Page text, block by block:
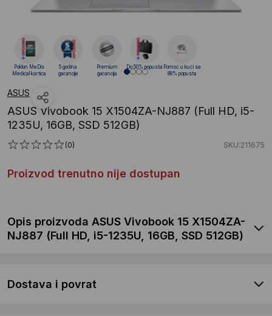
ASUS
ASUS Vivobook 15 X1504ZA-NJ887 (Full HD, i5-
1235U, 16GB, SSD 512GB)
(0) SKU:211675
Proizvod trenutno nije dostupan
Poklon MeDis
Medical kartica
5 godina
garancije
Premium
garancija
Do 50% popusta Pomoć u kući sa
88% popusta
Opis proizvoda ASUS Vivobook 15 X1504ZA-
NJ887 (Full HD, i5-1235U, 16GB, SSD 512GB)
Dostava i povrat